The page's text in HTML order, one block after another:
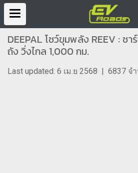
DEEPAL โชว์ขุมพลัง REEV : ชา
ถัง วิ่งไกล 1,000 กม.
Last updated: 6 เม.ย 2568 | 6837 จ